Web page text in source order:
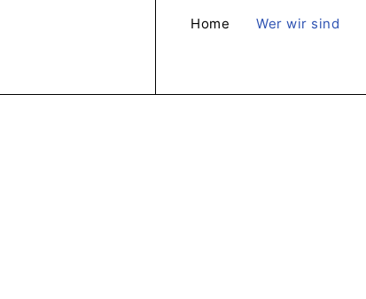
Home Wer wir sind